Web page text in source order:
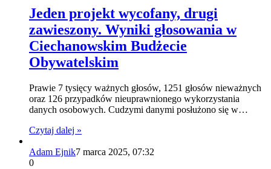
Jeden projekt wycofany, drugi
zawieszony. Wyniki głosowania w
Ciechanowskim Budżecie
Obywatelskim
Prawie 7 tysięcy ważnych głosów, 1251 głosów nieważnych
oraz 126 przypadków nieuprawnionego wykorzystania
danych osobowych. Cudzymi danymi posłużono się w…
Czytaj dalej »
Adam Ejnik7 marca 2025, 07:32
0